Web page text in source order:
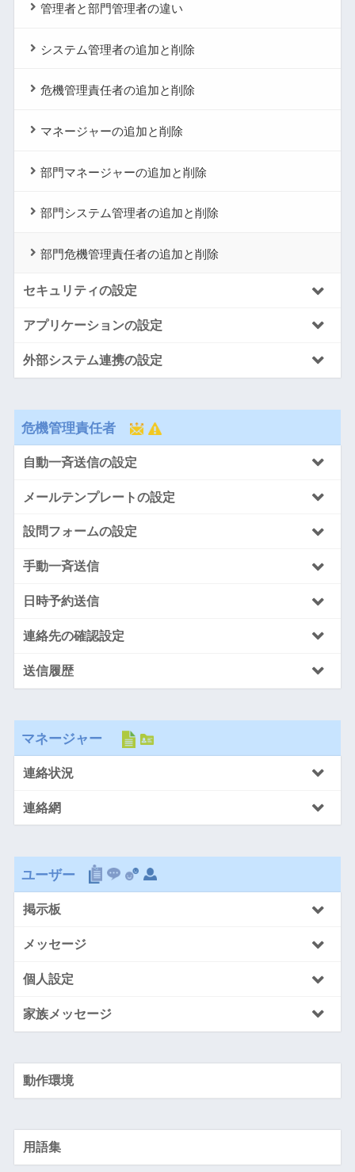
管理者と部門管理者の違い
システム管理者の追加と削除
危機管理責任者の追加と削除
マネージャーの追加と削除
部門マネージャーの追加と削除
部門システム管理者の追加と削除
部門危機管理責任者の追加と削除
セキュリティの設定
アプリケーションの設定
外部システム連携の設定
危機管理責任者
自動一斉送信の設定
メールテンプレートの設定
設問フォームの設定
手動一斉送信
日時予約送信
連絡先の確認設定
送信履歴
マネージャー
連絡状況
連絡網
ユーザー
掲示板
メッセージ
個人設定
家族メッセージ
動作環境
用語集